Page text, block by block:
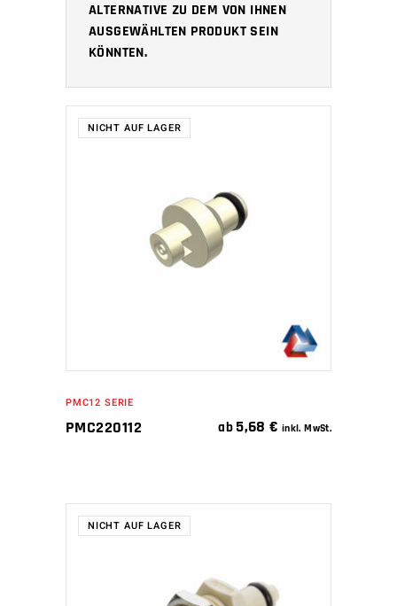
ALTERNATIVE ZU DEM VON IHNEN
AUSGEWÄHLTEN PRODUKT SEIN
KÖNNTEN.
NICHT AUF LAGER
WEITERLESEN
PMC12 SERIE
PMC220112 ab5,68€ inkl. MwSt.
NICHT AUF LAGER